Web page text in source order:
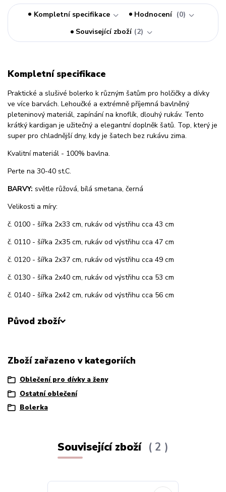
Kompletní specifikace Hodnocení
0
Související zboží 2
Kompletní specifikace
Praktické a slušivé bolerko k různým šatům pro holčičky a dívky
ve více barvách. Lehoučké a extrémně příjemná bavlněný
pleteninový materiál, zapínání na knoflík, dlouhý rukáv. Tento
krátký kardigan je užitečný a elegantní doplněk šatů. Top, který je
super pro chladnější dny, kdy je šatech bez rukávu zima.
Kvalitní materiál - 100% bavlna.
Perte na 30-40 st.C.
BARVY: světle růžová, bílá smetana, černá
Velikosti a míry:
č. 0100 - šířka 2x33 cm, rukáv od výstřihu cca 43 cm
č. 0110 - šířka 2x35 cm, rukáv od výstřihu cca 47 cm
č. 0120 - šířka 2x37 cm, rukáv od výstřihu cca 49 cm
č. 0130 - šířka 2x40 cm, rukáv od výstřihu cca 53 cm
č. 0140 - šířka 2x42 cm, rukáv od výstřihu cca 56 cm
Původ zboží
Zboží zařazeno v kategoriích
Oblečení pro dívky a ženy
Ostatní oblečení
Bolerka
Související zboží 2